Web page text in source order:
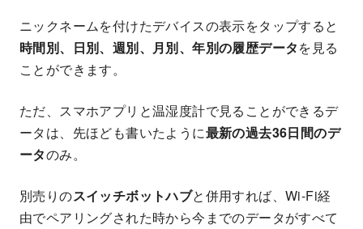
ニックネームを付けたデバイスの表示をタップすると
時間別、日別、週別、月別、年別の履歴データを見る
ことができます。
ただ、スマホアプリと温湿度計で見ることができるデ
ータは、先ほども書いたように最新の過去36日間のデ
ータのみ。
別売りのスイッチボットハブと併用すれば、Wi-Fi経
由でペアリングされた時から今までのデータがすべて